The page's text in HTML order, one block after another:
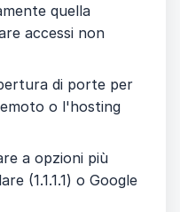
quella
accessi non
di porte per
o l'hosting
a opzioni più
(1.1.1.1) o Google